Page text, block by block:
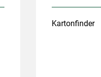
Kartonfinder